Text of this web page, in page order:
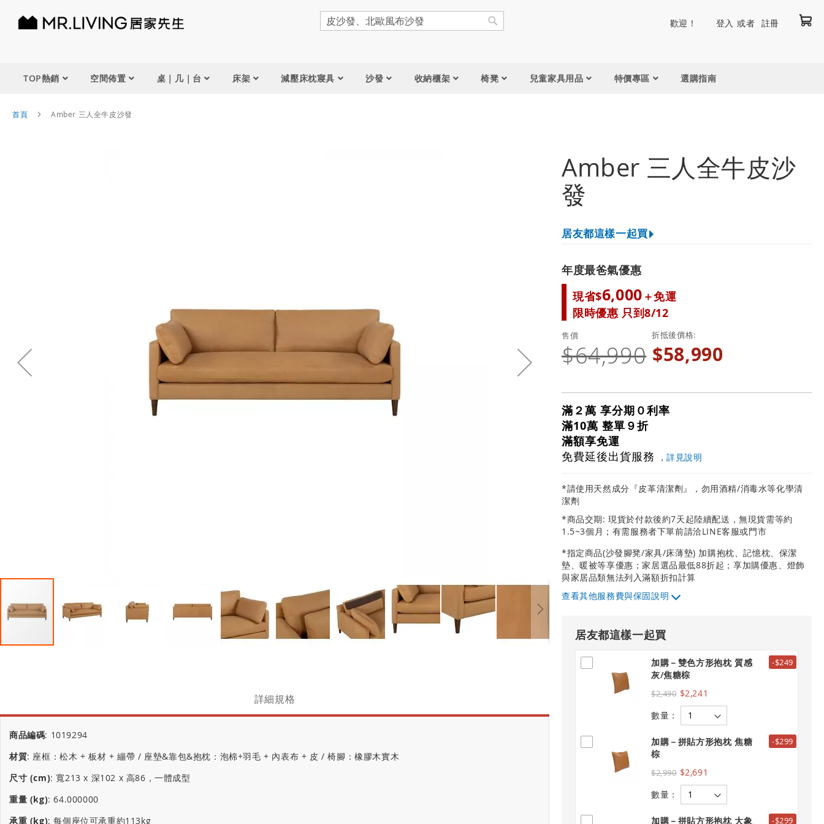
我
搜
尋
歡迎！ 登入 註冊
TOP熱銷 空間佈置 桌｜几｜台 床架 減壓床枕寢具 沙發 收納櫃架 椅凳 兒童家具用品 特價專區 選購指南
首頁 Amber 三人全牛皮沙發
像
庫
頭
Amber 三人全牛皮沙
發
居友都這樣一起買
年度最爸氣優惠
現省$6,000 ＋免運
限時優惠 只到8/12
折抵後價格
$58,990
售價
$64,990
滿２萬 享分期０利率
滿10萬 整單９折
滿額享免運
免費延後出貨服務 ，詳見說明
*請使用天然成分『皮革清潔劑』，勿用酒精/消毒水等化學清
潔劑
*商品交期: 現貨於付款後約7天起陸續配送，無現貨需等約
1.5~3個月；有需服務者下單前請洽LINE客服或門市
*指定商品(沙發腳凳/家具/床薄墊) 加購抱枕、記憶枕、保潔
墊、暖被等享優惠；家居選品最低88折起；享加購優惠、燈飾
與家居品類無法列入滿額折扣計算
其他服務費與保固說明
居友都這樣一起買
加購－雙色方形抱枕 質感
灰/焦糖棕
$2,490 $2,241
數量：
-$249
加購－拼貼方形抱枕 焦糖
棕
$2,990 $2,691
數量：
-$299
加購－拼貼方形抱枕 大象
-$299
詳細規格
商品編碼: 1019294
材質: 座框：松木 + 板材 + 繃帶 / 座墊&靠包&抱枕：泡棉+羽毛 + 內表布 + 皮 / 椅腳：橡膠木實木
尺寸 (cm):寬213 x 深102 x 高86，一體成型
重量 (kg):64.000000
承重 (kg):每個座位可承重約113kg